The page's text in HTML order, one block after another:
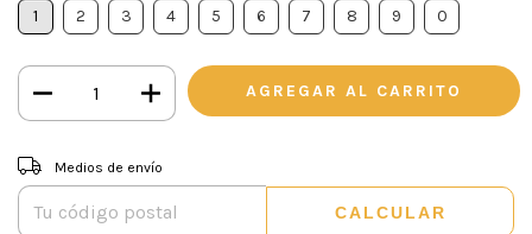
1 2 3 4 5 6 7 8 9 0
Entregas para el CP:
Medios de envío
CALCULAR